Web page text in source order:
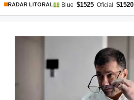
RADAR LITORAL Blue $1525 Oficial $1520